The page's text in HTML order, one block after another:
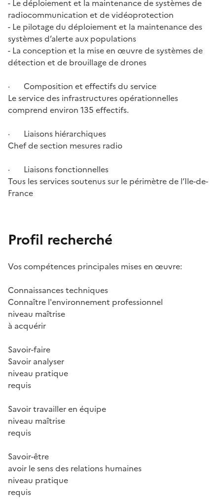
- Le déploiement et la maintenance de systèmes de
radiocommunication et de vidéoprotection
- Le pilotage du déploiement et la maintenance des
systèmes d’alerte aux populations
- La conception et la mise en œuvre de systèmes de
détection et de brouillage de drones
· Composition et effectifs du service
Le service des infrastructures opérationnelles
comprend environ 135 effectifs.
· Liaisons hiérarchiques
Chef de section mesures radio
· Liaisons fonctionnelles
Tous les services soutenus sur le périmètre de l’Ile-de-
France
Profil recherché
Vos compétences principales mises en œuvre:
Connaissances techniques
Connaître l'environnement professionnel
niveau maîtrise
à acquérir
Savoir-faire
Savoir analyser
niveau pratique
requis
Savoir travailler en équipe
niveau maîtrise
requis
Savoir-être
avoir le sens des relations humaines
niveau pratique
requis